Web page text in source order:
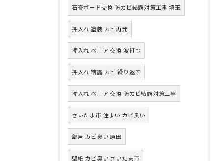
石膏ボード交換 防カビ結露対策工事 埼玉
押入れ 塗装 カビ再発
押入れ ベニア 交換 波打つ
押入れ 結露 カビ 繰り返す
押入れ ベニア 交換 防カビ結露対策工事
さいたま市 住まい カビ臭い
部屋 カビ臭い 原因
壁紙 カビ臭い さいたま市